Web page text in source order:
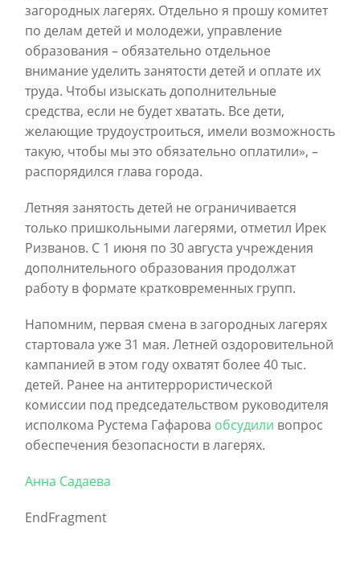
загородных лагерях. Отдельно я прошу комитет
по делам детей и молодежи, управление
образования – обязательно отдельное
внимание уделить занятости детей и оплате их
труда. Чтобы изыскать дополнительные
средства, если не будет хватать. Все дети,
желающие трудоустроиться, имели возможность
такую, чтобы мы это обязательно оплатили», –
распорядился глава города.
Летняя занятость детей не ограничивается
только пришкольными лагерями, отметил Ирек
Ризванов. С 1 июня по 30 августа учреждения
дополнительного образования продолжат
работу в формате кратковременных групп.
Напомним, первая смена в загородных лагерях
стартовала уже 31 мая. Летней оздоровительной
кампанией в этом году охватят более 40 тыс.
детей. Ранее на антитеррористической
комиссии под председательством руководителя
исполкома Рустема Гафарова обсудили вопрос
обеспечения безопасности в лагерях.
Анна Садаева
EndFragment